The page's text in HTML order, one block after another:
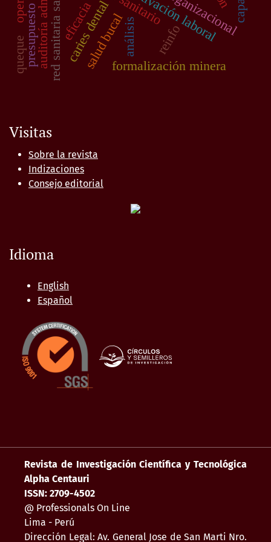
red sanitaria sabogal salud bucal
caries dental análisis
formalización minera
reinfo
eficacia
queque
Visitas
Sobre la revista
Indizaciones
Consejo editorial
Idioma
English
Español
Revista de Investigación Científica y Tecnológica
Alpha Centauri
ISSN: 2709-4502
@ Professionals On Line
Lima - Perú
Dirección Legal: Av. General Jose de San Marti Nro.